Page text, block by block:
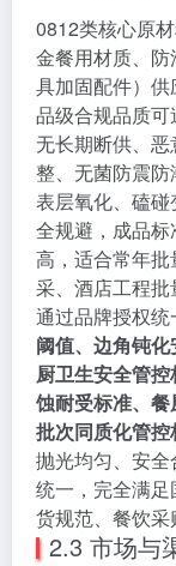
0812类核心原
金餐用材质、
具加固配件）
品级合规品质可
无长期断供、
整、无菌防震防
表层氧化、磕
全规避，成品
高，适合常年
采、酒店工程批
通过品牌授权统
阈值、边角钝
厨卫生安全管
蚀耐受标准、餐
批次同质化管控
抛光均匀、安
统一，完全满
货规范、餐饮采
2.3 市场与